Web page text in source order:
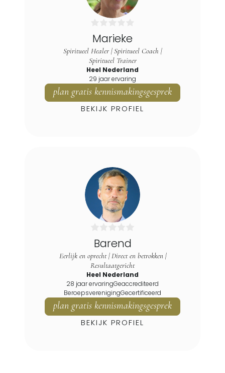
Marieke
Spiritueel Healer | Spiritueel Coach |
Spiritueel Trainer
Heel Nederland
29 jaar ervaring
plan gratis kennismakingsgesprek
BEKIJK PROFIEL
Barend
Eerlijk en oprecht | Direct en betrokken |
Resultaatgericht
Heel Nederland
28 jaar ervaringGeaccrediteerd
BeroepsverenigingGecertificeerd
plan gratis kennismakingsgesprek
BEKIJK PROFIEL